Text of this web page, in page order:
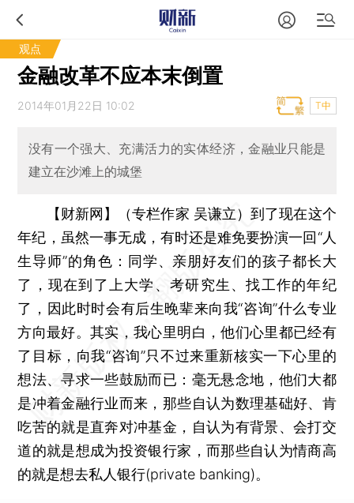
观点
金融改革不应本末倒置
2014年01月22日 10:02 T中
没有一个强大、充满活力的实体经济，金融业只能是
建立在沙滩上的城堡
【财新网】（专栏作家 吴谦立）到了现在这个
年纪，虽然一事无成，有时还是难免要扮演一回“人
生导师”的角色：同学、亲朋好友们的孩子都长大
了，现在到了上大学、考研究生、找工作的年纪
了，因此时时会有后生晚辈来向我“咨询”什么专业
方向最好。其实，我心里明白，他们心里都已经有
了目标，向我“咨询”只不过来重新核实一下心里的
想法、寻求一些鼓励而已：毫无悬念地，他们大都
是冲着金融行业而来，那些自认为数理基础好、肯
吃苦的就是直奔对冲基金，自认为有背景、会打交
道的就是想成为投资银行家，而那些自认为情商高
的就是想去私人银行(private banking)。